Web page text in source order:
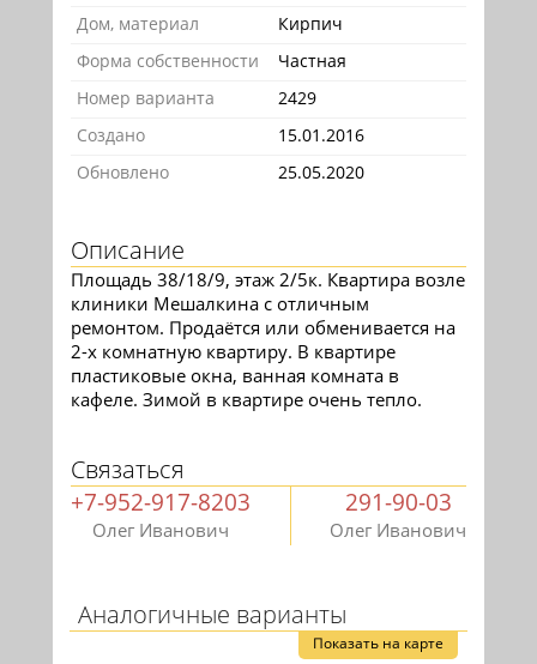
Дом, материал
Кирпич
Форма собственности
Частная
Номер варианта
2429
Создано
15.01.2016
Обновлено
25.05.2020
Описание
Площадь 38/18/9, этаж 2/5к. Квартира возле
клиники Мешалкина с отличным
ремонтом. Продаётся или обменивается на
2-х комнатную квартиру. В квартире
пластиковые окна, ванная комната в
кафеле. Зимой в квартире очень тепло.
Связаться
+7-952-917-8203
Олег Иванович
291-90-03
Олег Иванович
Аналогичные варианты
Показать на карте